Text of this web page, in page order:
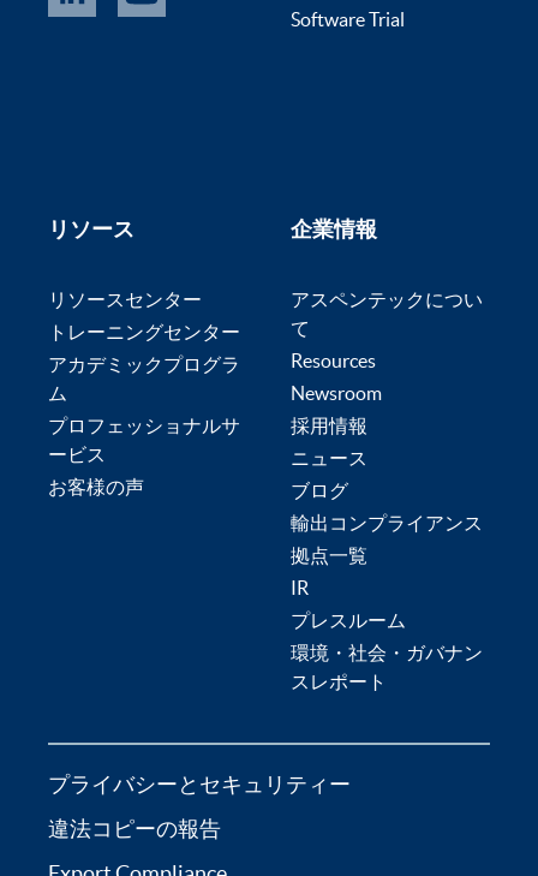
Software Trial
リソース
リソースセンター
トレーニングセンター
アカデミックプログラ
ム
プロフェッショナルサ
ービス
お客様の声
企業情報
アスペンテックについ
て
Resources
Newsroom
採用情報
ニュース
ブログ
輸出コンプライアンス
拠点一覧
IR
プレスルーム
環境・社会・ガバナン
スレポート
プライバシーとセキュリティー
違法コピーの報告